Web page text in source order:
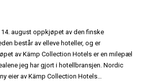
august oppkjøpet av den finske
består av elleve hoteller, og er
av Kämp Collection Hotels er en milepæl
jeg har gjort i hotellbransjen. Nordic
eier av Kämp Collection Hotels…